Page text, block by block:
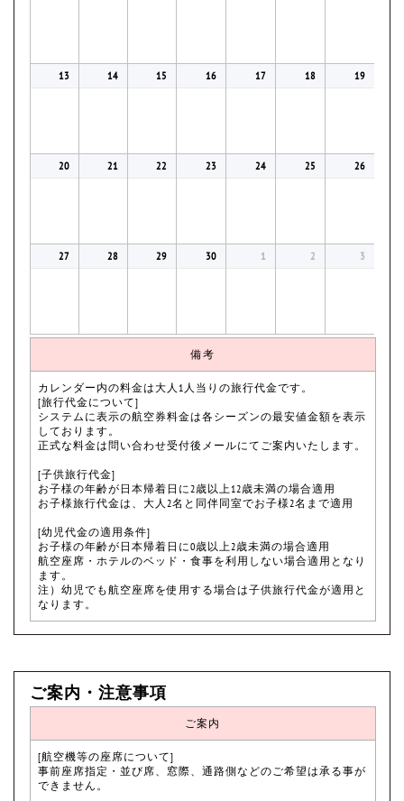
13 14 15 16 17 18 19
20 21 22 23 24 25 26
27 28 29 30 1 2 3
備考
カレンダー内の料金は大人1人当りの旅行代金です。
[旅行代金について]
システムに表示の航空券料金は各シーズンの最安値金額を表示
しております。
正式な料金は問い合わせ受付後メールにてご案内いたします。
[子供旅行代金]
お子様の年齢が日本帰着日に2歳以上12歳未満の場合適用
お子様旅行代金は、大人2名と同伴同室でお子様2名まで適用
[幼児代金の適用条件]
お子様の年齢が日本帰着日に0歳以上2歳未満の場合適用
航空座席・ホテルのベッド・食事を利用しない場合適用となり
ます。
注）幼児でも航空座席を使用する場合は子供旅行代金が適用と
なります。
ご案内・注意事項
ご案内
[航空機等の座席について]
事前座席指定・並び席、窓際、通路側などのご希望は承る事が
できません。